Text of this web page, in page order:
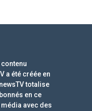
a été créée en
totalise
en ce
média avec des